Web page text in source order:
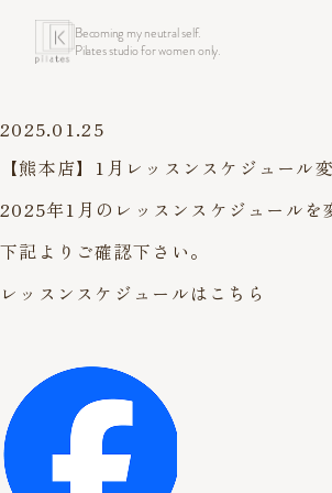
Becoming my neutral self.
Pilates studio for women only.
2025.01.25
【熊本店】1月レッスンスケジュール
2025年1月のレッスンスケジュールを
下記よりご確認下さい。
レッスンスケジュールはこちら